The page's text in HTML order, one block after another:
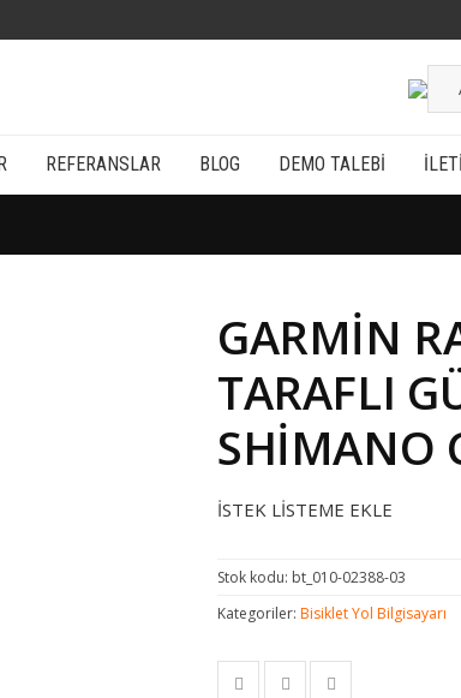
REFERANSLAR BLOG DEMO TALEBI
GARMIN
TARAFLI
SHIMANO
İSTEK LISTEME EKLE
Stok kodu: bt_010-02388-03
Kategoriler: Bisiklet Yol Bilgisayarı